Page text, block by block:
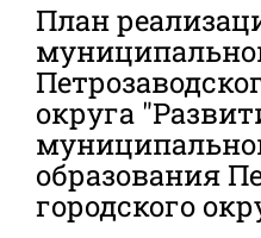
План
округа
образования
городского